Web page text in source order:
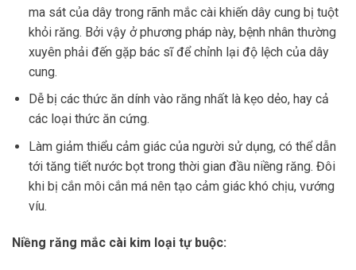
ma sát của dây trong rãnh mắc cài khiến dây cung bị tuột
khỏi răng. Bởi vậy ở phương pháp này, bệnh nhân thường
xuyên phải đến gặp bác sĩ để chỉnh lại độ lệch của dây
cung.
Dễ bị các thức ăn dính vào răng nhất là kẹo dẻo, hay cả
các loại thức ăn cứng.
Làm giảm thiểu cảm giác của người sử dụng, có thể dẫn
tới tăng tiết nước bọt trong thời gian đầu niềng răng. Đôi
khi bị cắn môi cắn má nên tạo cảm giác khó chịu, vướng
víu.
Niềng răng mắc cài kim loại tự buộc: